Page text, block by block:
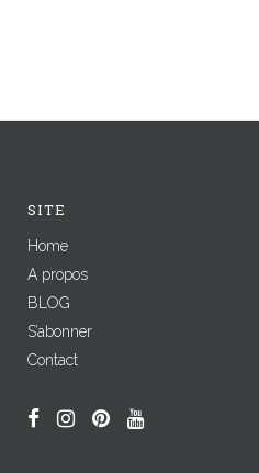
SITE
Home
A propos
BLOG
S’abonner
Contact